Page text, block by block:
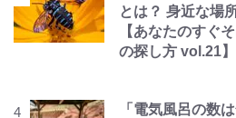
とは？ 身近な場
【あなたのすぐ
の探し方 vol.21】
「電気風呂の数